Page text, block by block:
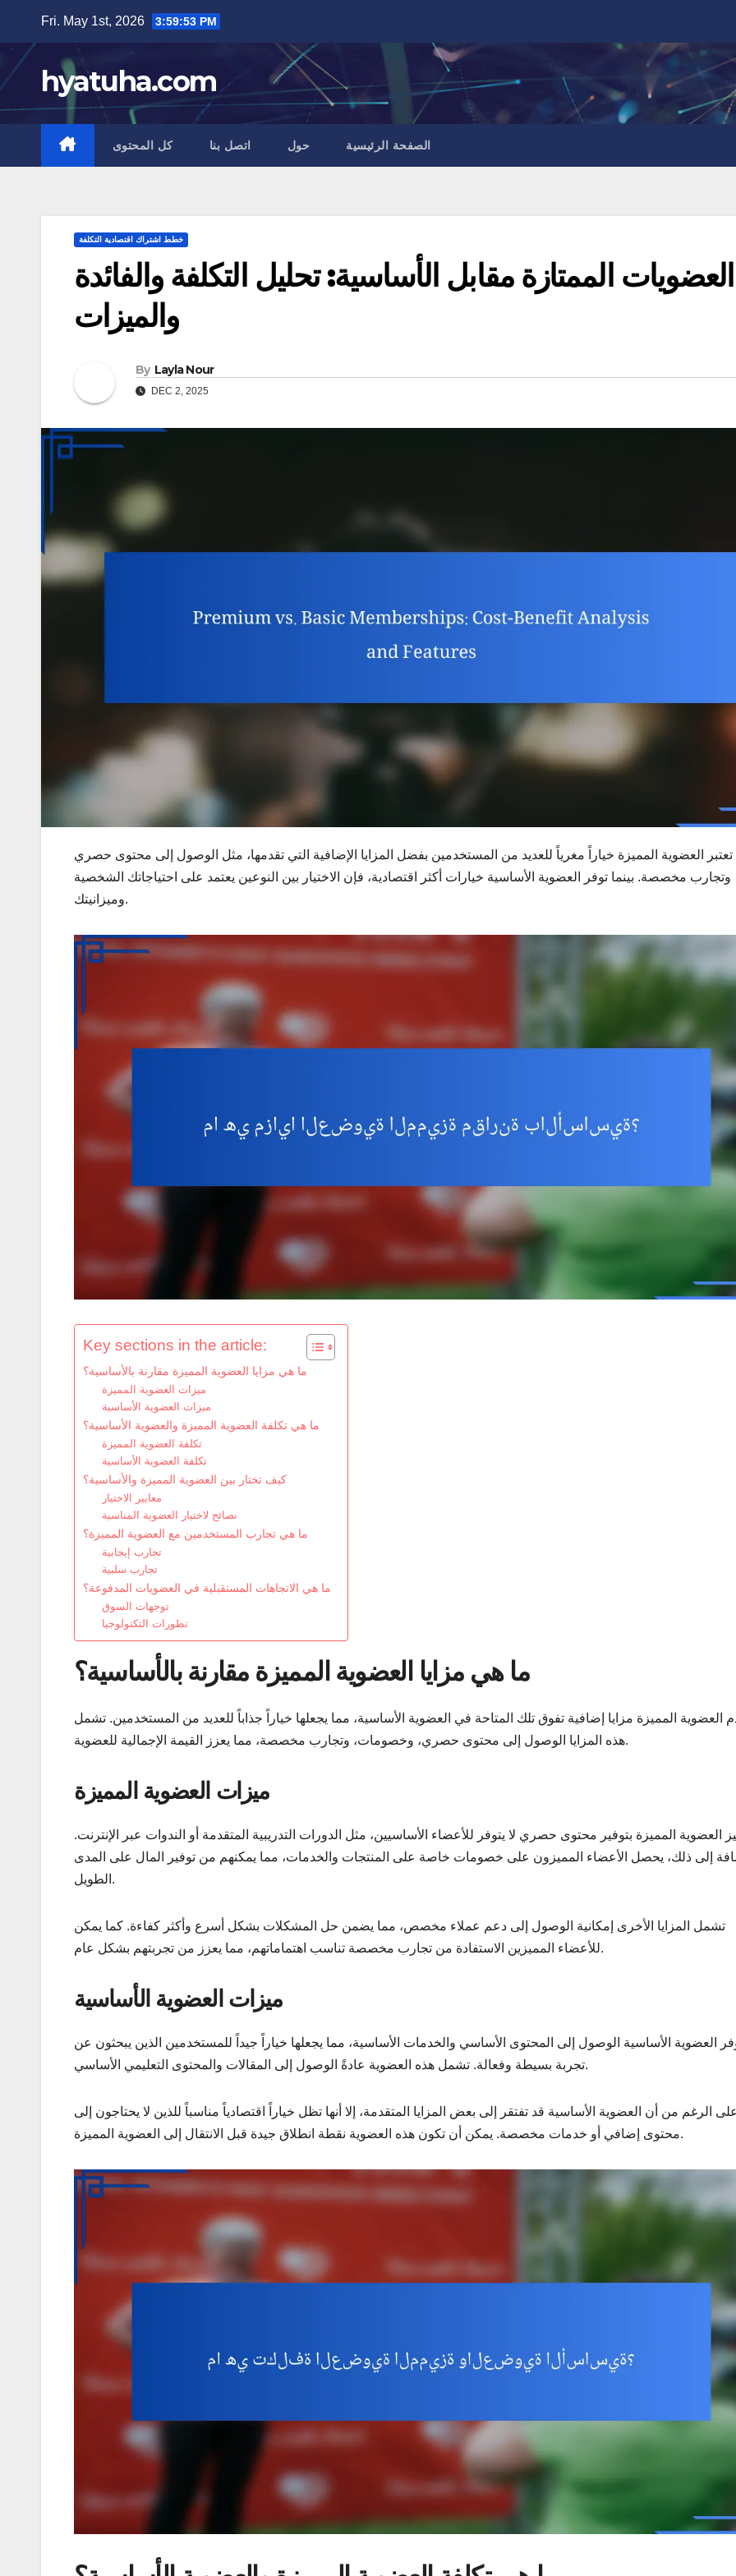
content
Fri. May 1st, 2026 3:59:54 PM
hyatuha.com
كل المحتوى اتصل بنا حول الصفحة الرئيسية
خطط اشتراك اقتصادية التكلفة
العضويات الممتازة مقابل الأساسية: تحليل التكلفة والفائدة
والميزات
By Layla Nour
DEC 2, 2025
تعتبر العضوية المميزة خياراً مغرياً للعديد من المستخدمين بفضل المزايا الإضافية التي تقدمها، مثل الوصول إلى محتوى حصري
وتجارب مخصصة. بينما توفر العضوية الأساسية خيارات أكثر اقتصادية، فإن الاختيار بين النوعين يعتمد على احتياجاتك الشخصية
وميزانيتك.
Key sections in the article:
ما هي مزايا العضوية المميزة مقارنة بالأساسية؟
ميزات العضوية المميزة
ميزات العضوية الأساسية
ما هي تكلفة العضوية المميزة والعضوية الأساسية؟
تكلفة العضوية المميزة
تكلفة العضوية الأساسية
كيف تختار بين العضوية المميزة والأساسية؟
معايير الاختيار
نصائح لاختيار العضوية المناسبة
ما هي تجارب المستخدمين مع العضوية المميزة؟
تجارب إيجابية
تجارب سلبية
ما هي الاتجاهات المستقبلية في العضويات المدفوعة؟
توجهات السوق
تطورات التكنولوجيا
ما هي مزايا العضوية المميزة مقارنة بالأساسية؟
العضوية المميزة مزايا إضافية تفوق تلك المتاحة في العضوية الأساسية، مما يجعلها خياراً جذاباً للعديد من المستخدمين. تشمل
هذه المزايا الوصول إلى محتوى حصري، وخصومات، وتجارب مخصصة، مما يعزز القيمة الإجمالية للعضوية.
ميزات العضوية المميزة
العضوية المميزة بتوفير محتوى حصري لا يتوفر للأعضاء الأساسيين، مثل الدورات التدريبية المتقدمة أو الندوات عبر الإنترنت.
إلى ذلك، يحصل الأعضاء المميزون على خصومات خاصة على المنتجات والخدمات، مما يمكنهم من توفير المال على المدى
الطويل.
تشمل المزايا الأخرى إمكانية الوصول إلى دعم عملاء مخصص، مما يضمن حل المشكلات بشكل أسرع وأكثر كفاءة. كما يمكن
للأعضاء المميزين الاستفادة من تجارب مخصصة تناسب اهتماماتهم، مما يعزز من تجربتهم بشكل عام.
ميزات العضوية الأساسية
العضوية الأساسية الوصول إلى المحتوى الأساسي والخدمات الأساسية، مما يجعلها خياراً جيداً للمستخدمين الذين يبحثون عن
تجربة بسيطة وفعالة. تشمل هذه العضوية عادةً الوصول إلى المقالات والمحتوى التعليمي الأساسي.
على الرغم من أن العضوية الأساسية قد تفتقر إلى بعض المزايا المتقدمة، إلا أنها تظل خياراً اقتصادياً مناسباً للذين لا يحتاجون إلى
محتوى إضافي أو خدمات مخصصة. يمكن أن تكون هذه العضوية نقطة انطلاق جيدة قبل الانتقال إلى العضوية المميزة.